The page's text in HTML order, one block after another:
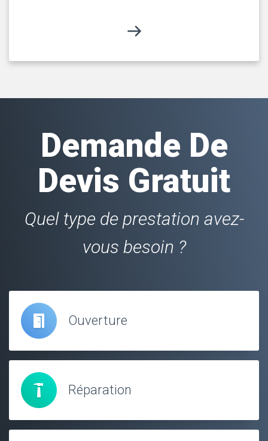
Demande De
Devis Gratuit
Quel type de prestation avez-
vous besoin ?
Ouverture
Réparation